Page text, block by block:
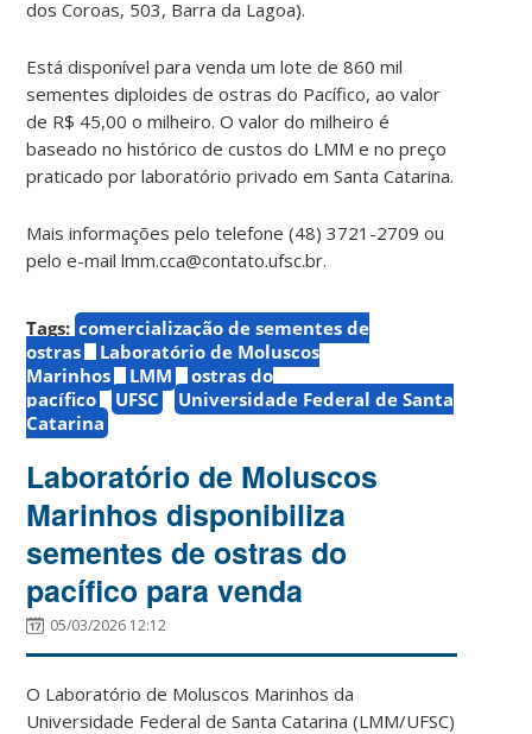
dos Coroas, 503, Barra da Lagoa).
Está disponível para venda um lote de 860 mil
sementes diploides de ostras do Pacífico, ao valor
de R$ 45,00 o milheiro. O valor do milheiro é
baseado no histórico de custos do LMM e no preço
praticado por laboratório privado em Santa Catarina.
Mais informações pelo telefone (48) 3721-2709 ou
pelo e-mail lmm.cca@contato.ufsc.br.
Tags: comercialização de sementes de
ostras
Laboratório de Moluscos
Marinhos
LMM
ostras do
pacífico
UFSC
Universidade Federal de Santa
Catarina
Laboratório de Moluscos
Marinhos disponibiliza
sementes de ostras do
pacífico para venda
05/03/2026 12:12
O Laboratório de Moluscos Marinhos da
Universidade Federal de Santa Catarina (LMM/UFSC)